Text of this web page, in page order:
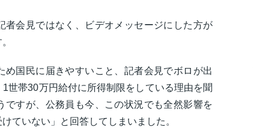
者会見ではなく、ビデオメッセージにした方が
め国民に届きやすいこと、記者会見でボロが出
世帯30万円給付に所得制限をしている理由を聞
ですが、公務員も今、この状況でも全然影響を
ていない」と回答してしまいました。